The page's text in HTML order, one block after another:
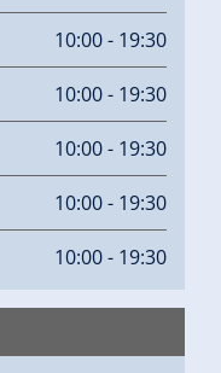
10:00 - 19:30
10:00 - 19:30
10:00 - 19:30
10:00 - 19:30
10:00 - 19:30